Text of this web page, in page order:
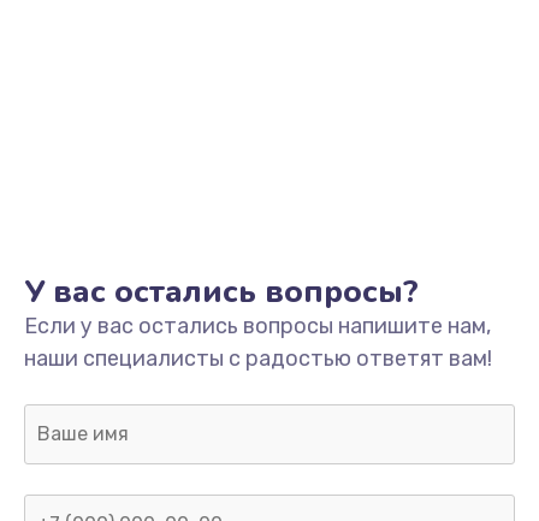
Замена/Pемонт карбюратора
1300 руб.
Заказать
Ремонт капиллярной трубки
400 руб.
У вас остались вопросы?
Если у вас остались вопросы напишите нам,
наши специалисты с радостью ответят вам!